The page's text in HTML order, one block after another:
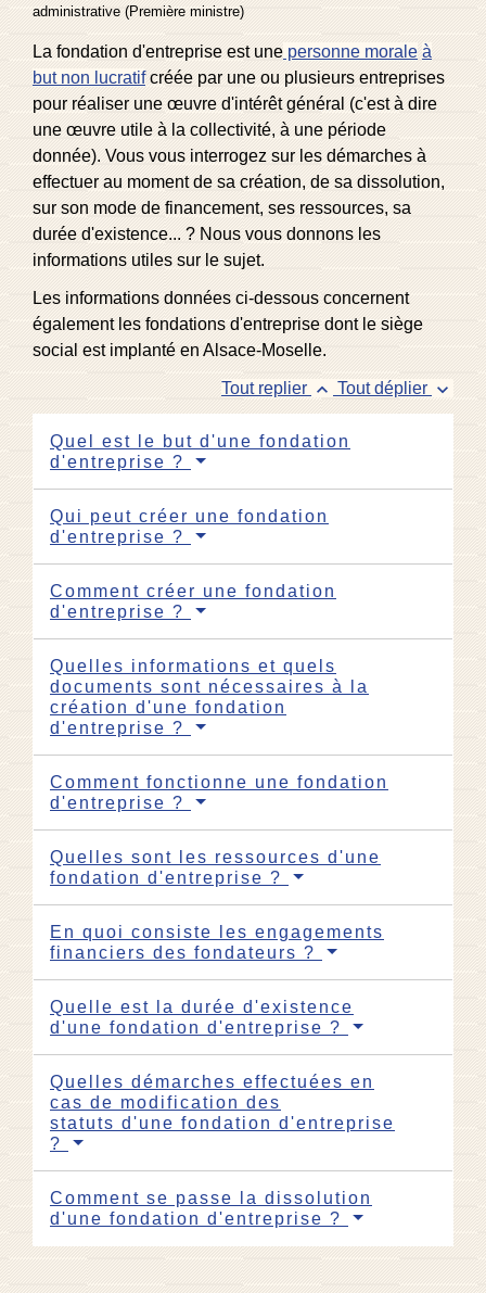
administrative (Première ministre)
La fondation d'entreprise est une personne morale à
but non lucratifcréée par une ou plusieurs entreprises
pour réaliser une œuvre d'intérêt général (c'est à dire
une œuvre utile à la collectivité, à une période
donnée). Vous vous interrogez sur les démarches à
effectuer au moment de sa création, de sa dissolution,
sur son mode de financement, ses ressources, sa
durée d'existence... ? Nous vous donnons les
informations utiles sur le sujet.
Les informations données ci-dessous concernent
également les fondations d'entreprise dont le siège
social est implanté en Alsace-Moselle.
Tout replier keyboard_arrow_up Tout déplier keyboard_arrow_down
Quel est le but d'une fondation
d'entreprise ?
Qui peut créer une fondation
d'entreprise ?
Comment créer une fondation
d'entreprise ?
Quelles informations et quels
documents sont nécessaires à la
création d'une fondation
d'entreprise ?
Comment fonctionne une fondation
d'entreprise ?
Quelles sont les ressources d'une
fondation d'entreprise ?
En quoi consiste les engagements
financiers des fondateurs ?
Quelle est la durée d'existence
d'une fondation d'entreprise ?
Quelles démarches effectuées en
cas de modification des
statuts d'une fondation d'entreprise
?
Comment se passe la dissolution
d'une fondation d'entreprise ?